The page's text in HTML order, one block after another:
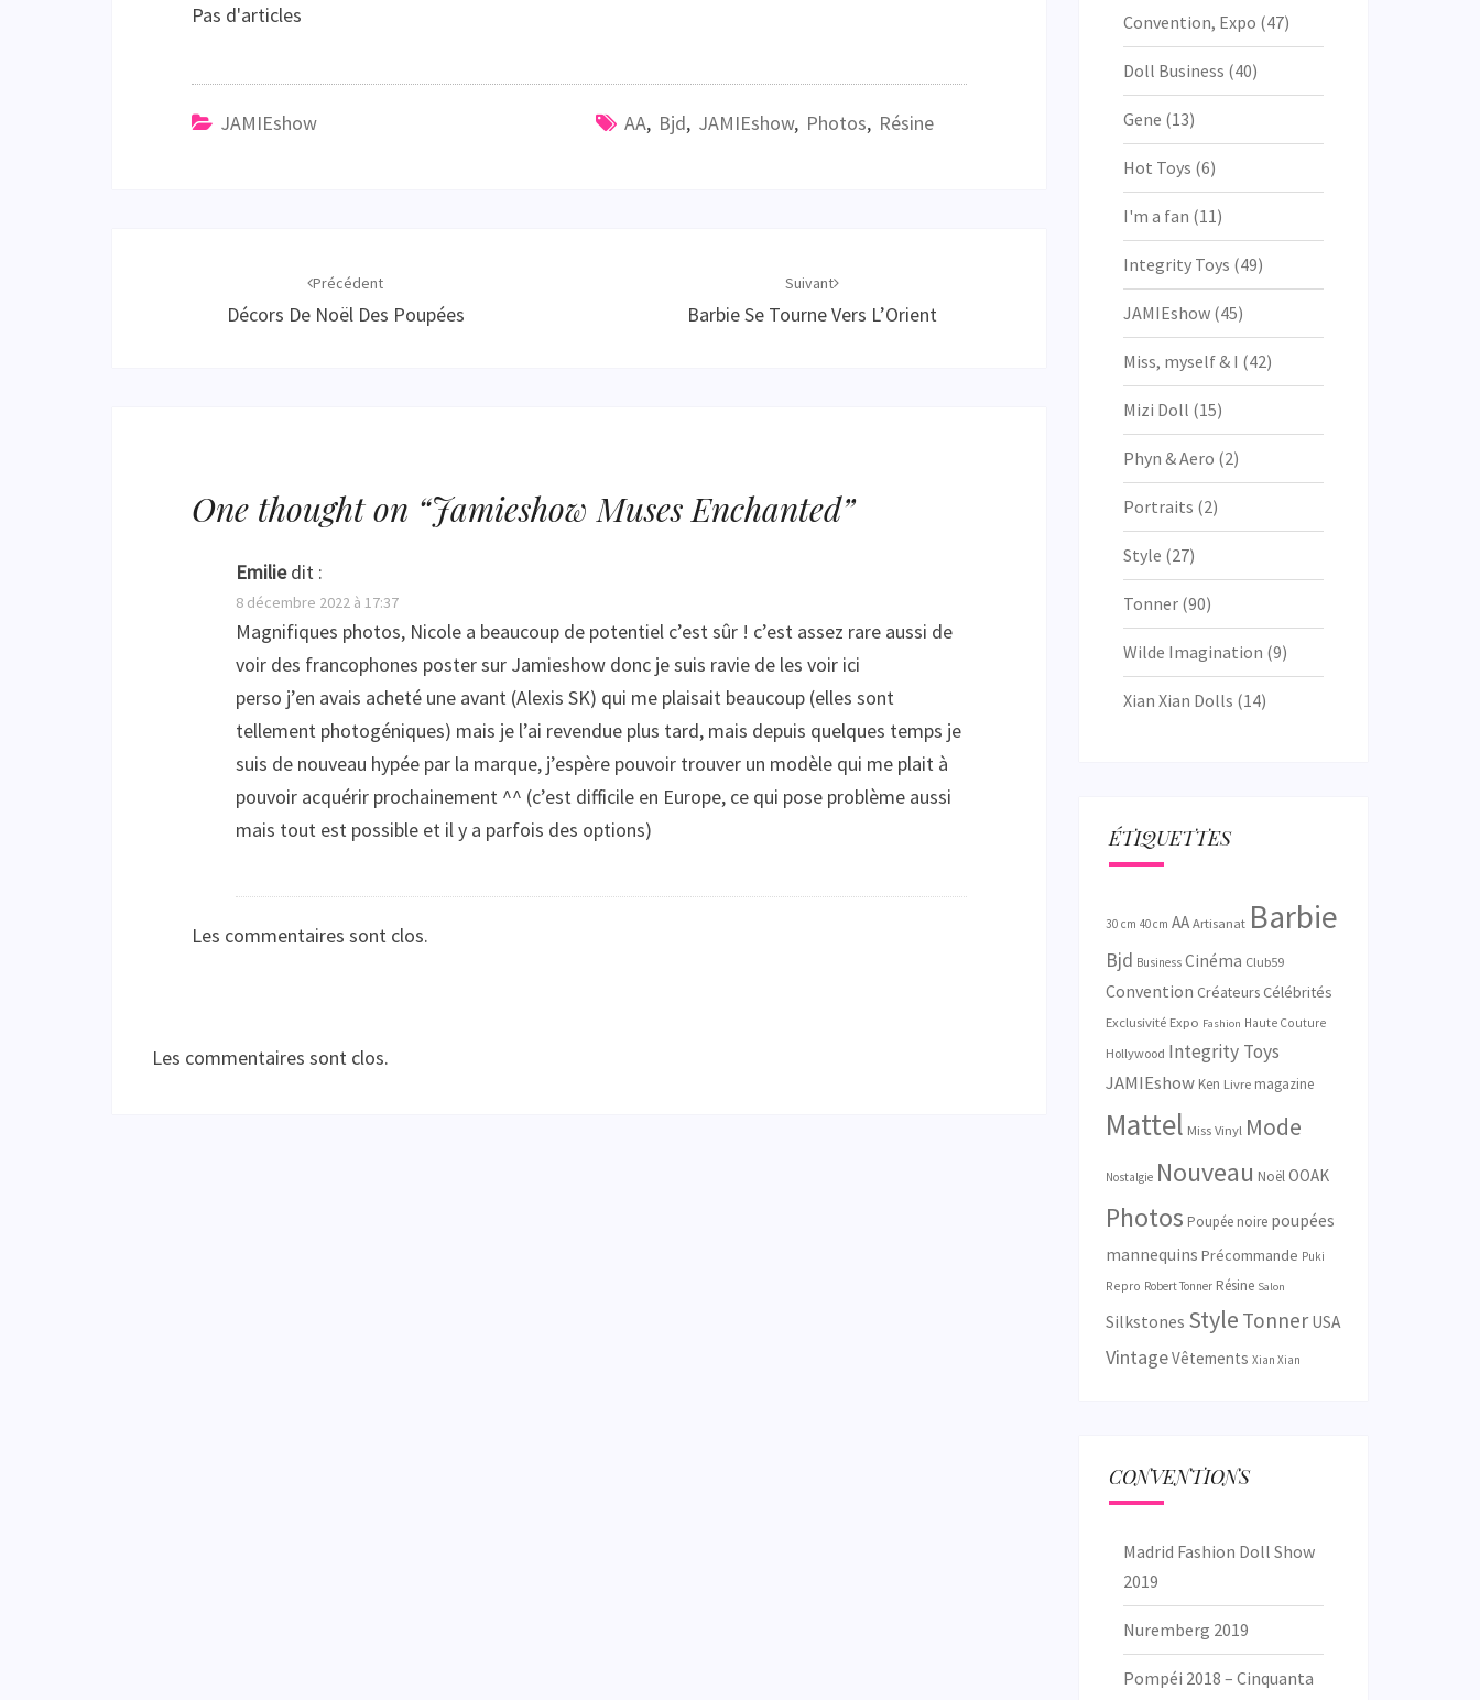
Pas d'articles
JAMIEshow AA, Bjd, JAMIEshow, Photos, Résine
Précédent
Décors De Noël Des Poupées
Suivant
Barbie Se Tourne Vers L’Orient
One thought on “Jamieshow Muses Enchanted”
Emilie dit :
8 décembre 2022 à 17:37
Magnifiques photos, Nicole a beaucoup de potentiel c’est sûr ! c’est assez rare aussi de
voir des francophones poster sur Jamieshow donc je suis ravie de les voir ici
perso j’en avais acheté une avant (Alexis SK) qui me plaisait beaucoup (elles sont
tellement photogéniques) mais je l’ai revendue plus tard, mais depuis quelques temps je
suis de nouveau hypée par la marque, j’espère pouvoir trouver un modèle qui me plait à
pouvoir acquérir prochainement ^^ (c’est difficile en Europe, ce qui pose problème aussi
mais tout est possible et il y a parfois des options)
Les commentaires sont clos.
Les commentaires sont clos.
Convention, Expo (47)
Doll Business (40)
Gene (13)
Hot Toys (6)
I'm a fan (11)
Integrity Toys (49)
JAMIEshow(45)
Miss, myself & I (42)
Mizi Doll (15)
Phyn & Aero (2)
Portraits (2)
Style (27)
Tonner(90)
Wilde Imagination (9)
Xian Xian Dolls (14)
ÉTIQUETTES
30 cm 40 cm AA Artisanat Barbie
Bjd Business Cinéma Club59
Convention CréateursCélébrités
Exclusivité Expo Fashion Haute Couture
Hollywood Integrity Toys
JAMIEshow Ken Livre magazine
Mattel Miss Vinyl Mode
Nostalgie Nouveau Noël OOAK
Photos Poupée noire poupées
mannequins Précommande Puki
Repro Robert Tonner Résine Salon
Silkstones Style Tonner USA
VintageVêtements Xian Xian
CONVENTIONS
Madrid Fashion Doll Show
2019
Nuremberg 2019
Pompéi 2018 – Cinquanta